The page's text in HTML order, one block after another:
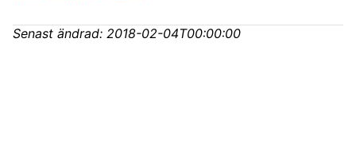
Senast ändrad: 2018-02-04T00:00:00